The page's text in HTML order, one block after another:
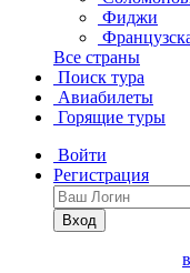
Фиджи
Все страны
Поиск тура
Авиабилеты
Горящие туры
Войти
Регистрация
Вход